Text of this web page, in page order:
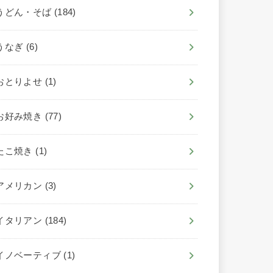
どん・そば (184)
なぎ (6)
とりよせ (1)
好み焼き (77)
こ焼き (1)
メリカン (3)
タリアン (184)
ノベーティブ (1)